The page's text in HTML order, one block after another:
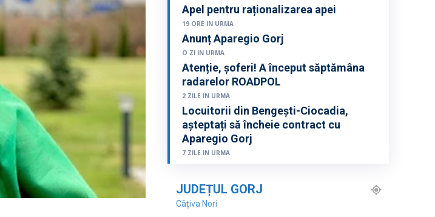
Apel pentru raționalizarea apei
19 ORE IN URMA
Anunț Aparegio Gorj
O ZI IN URMA
Atenție, șoferi! A început săptămâna
radarelor ROADPOL
2 ZILE IN URMA
Locuitorii din Bengești-Ciocadia,
așteptați să încheie contract cu
Aparegio Gorj
7 ZILE IN URMA
JUDEȚUL GORJ
Câțiva Nori